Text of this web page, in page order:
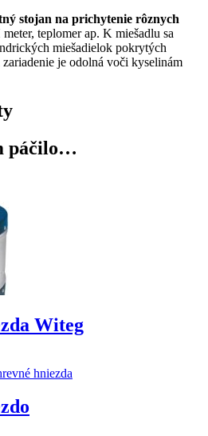
stojan na prichytenie rôznych
teplomer ap. K miešadlu sa
miešadielok pokrytých
je odolná voči kyselinám
páčilo…
Witeg